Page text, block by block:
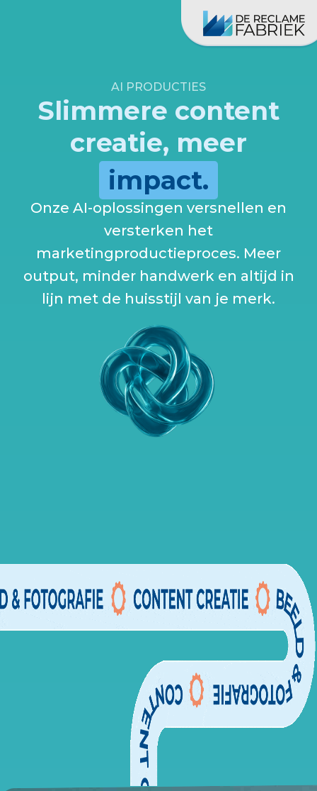
AI PRODUCTIES
Slimmere content
creatie, meer
impact.
Onze AI-oplossingen versnellen en
versterken het
marketingproductieproces. Meer
output, minder handwerk en altijd in
lijn met de huisstijl van je merk.